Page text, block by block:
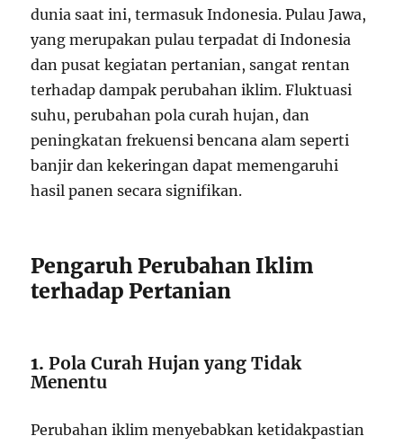
dunia saat ini, termasuk Indonesia. Pulau Jawa,
yang merupakan pulau terpadat di Indonesia
dan pusat kegiatan pertanian, sangat rentan
terhadap dampak perubahan iklim. Fluktuasi
suhu, perubahan pola curah hujan, dan
peningkatan frekuensi bencana alam seperti
banjir dan kekeringan dapat memengaruhi
hasil panen secara signifikan.
Pengaruh Perubahan Iklim
terhadap Pertanian
1.Pola Curah Hujan yang Tidak
Menentu
Perubahan iklim menyebabkan ketidakpastian